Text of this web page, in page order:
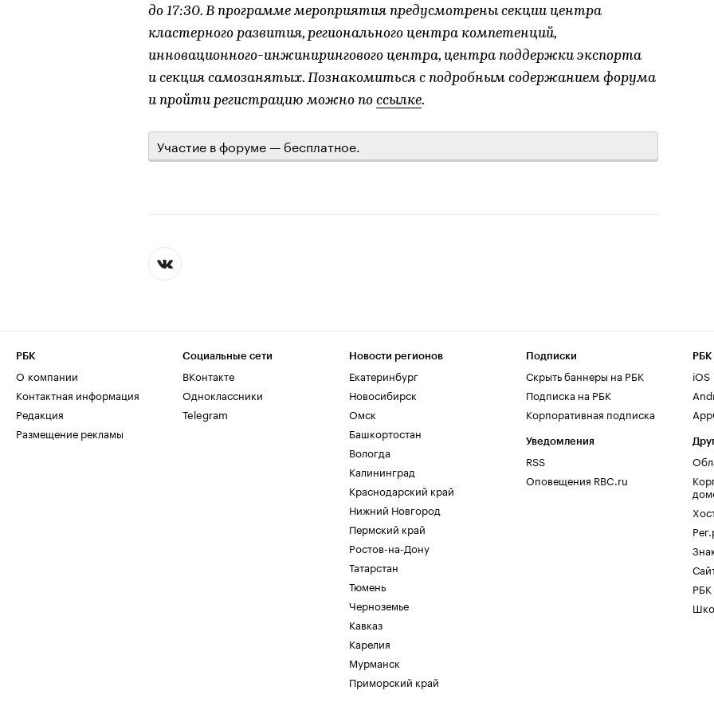
до 17:30. В программе мероприятия предусмотрены секции центра
кластерного развития, регионального центра компетенций,
инновационного-инжинирингового центра, центра поддержки экспорта
и секция самозанятых. Познакомиться с подробным содержанием форума
и пройти регистрацию можно по ссылке.
Участие в форуме — бесплатное.
РБК
О компании
Контактная информация
Редакция
Размещение рекламы
Социальные сети
ВКонтакте
Одноклассники
Telegram
Новости регионов
Екатеринбург
Новосибирск
Омск
Башкортостан
Вологда
Калининград
Краснодарский край
Нижний Новгород
Пермский край
Ростов-на-Дону
Татарстан
Тюмень
Черноземье
Кавказ
Карелия
Мурманск
Приморский край
Подписки
Скрыть баннеры на РБК
Подписка на РБК
Корпоративная подписка
Уведомления
RSS
Оповещения RBC.ru
РБК
iOS